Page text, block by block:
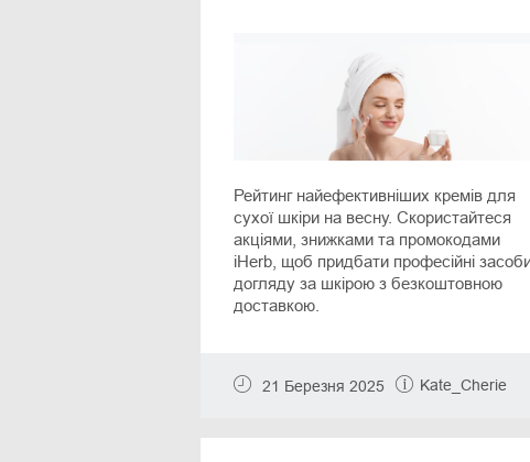
Рейтинг найефективніших кремів для
сухої шкіри на весну. Скористайтеся
акціями, знижками та промокодами
iHerb, щоб придбати професійні
догляду за шкірою з безкоштовною
доставкою.
21 Березня 2025 Kate_Cherie